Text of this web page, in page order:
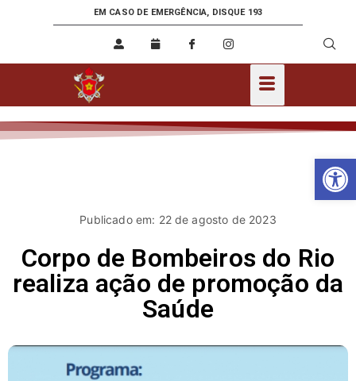
EM CASO DE EMERGÊNCIA, DISQUE 193
Publicado em: 22 de agosto de 2023
Corpo de Bombeiros do Rio
realiza ação de promoção da
Saúde